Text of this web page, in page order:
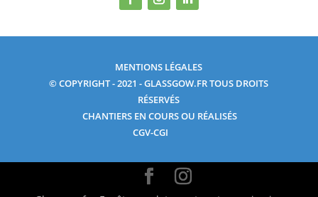
MENTIONS LÉGALES
© COPYRIGHT - 2021 - GLASSGOW.FR TOUS DROITS
RÉSERVÉS
CHANTIERS EN COURS OU RÉALISÉS
CGV-CGI